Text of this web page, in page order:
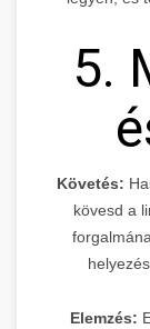
5.
Követés:
kövesd a
Elemzés: